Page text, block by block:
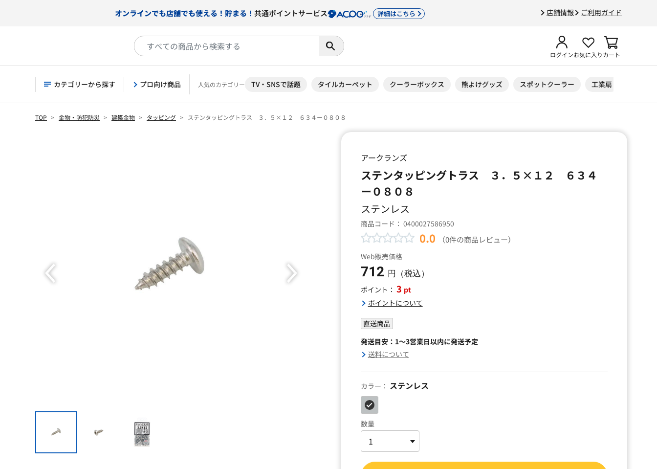
店舗情報 ご利用ガイド
オンラインでも店舗でも使える！貯まる！ 共通ポイントサービス 詳細はこちら
ログインお気に入りカート
カテゴリーから探す プロ向け商品 人気のカテゴリー TV・SNSで話題 タイルカーペット クーラーボックス 熊よけグッズ スポットクーラー 工業扇
TOP 金物・防犯防災 建築金物 タッピング ステンタッピングトラス ３．５×１２ ６３４ー０８０８
アークランズ
ステンタッピングトラス ３．５×１２ ６３４
ー０８０８
ステンレス
商品コード： 0400027586950
0.0 （0件の商品レビュー）
Web販売価格
712 円（税込）
ポイント： 3 pt
ポイントについて
直送商品
発送目安：1～3営業日以内に発送予定
送料について
カラー： ステンレス
数量